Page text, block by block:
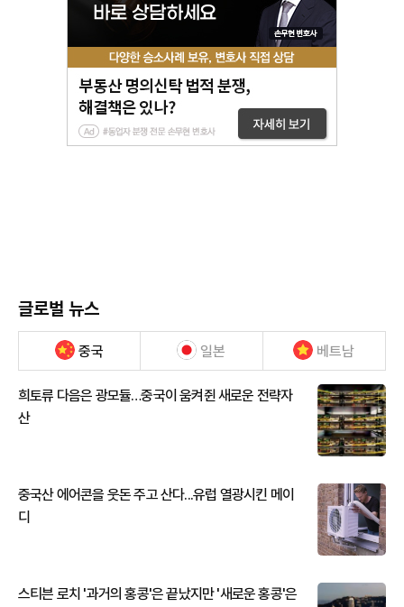
글로벌 뉴스
중국 일본 베트남
희토류 다음은 광모듈…중국이 움켜쥔 새로운 전략자
산
중국산 에어콘을 웃돈 주고 산다...유럽 열광시킨 메이
디
스티븐 로치 '과거의 홍콩'은 끝났지만 '새로운 홍콩'은